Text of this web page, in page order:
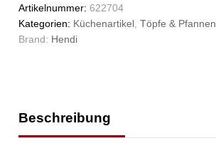
Artikelnummer:622704
Kategorien: Küchenartikel ,Töpfe & Pfannen
Brand: Hendi
Beschreibung